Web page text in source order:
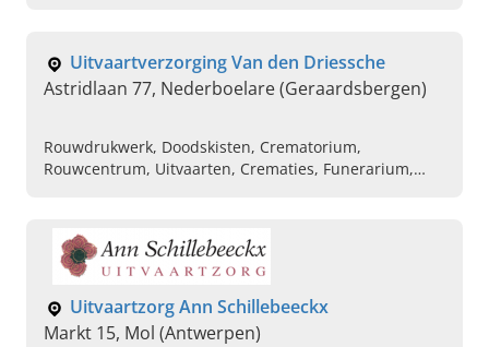
Uitvaartverzorging Van den Driessche
Astridlaan 77, Nederboelare (Geraardsbergen)
Rouwdrukwerk, Doodskisten, Crematorium,
Rouwcentrum, Uitvaarten, Crematies, Funerarium,
Uitvaartzorg Ann Schillebeeckx
Markt 15, Mol (Antwerpen)